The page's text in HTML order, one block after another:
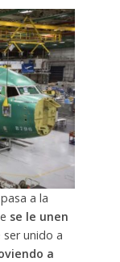
pasa a la
se le unen
ser unido a
a